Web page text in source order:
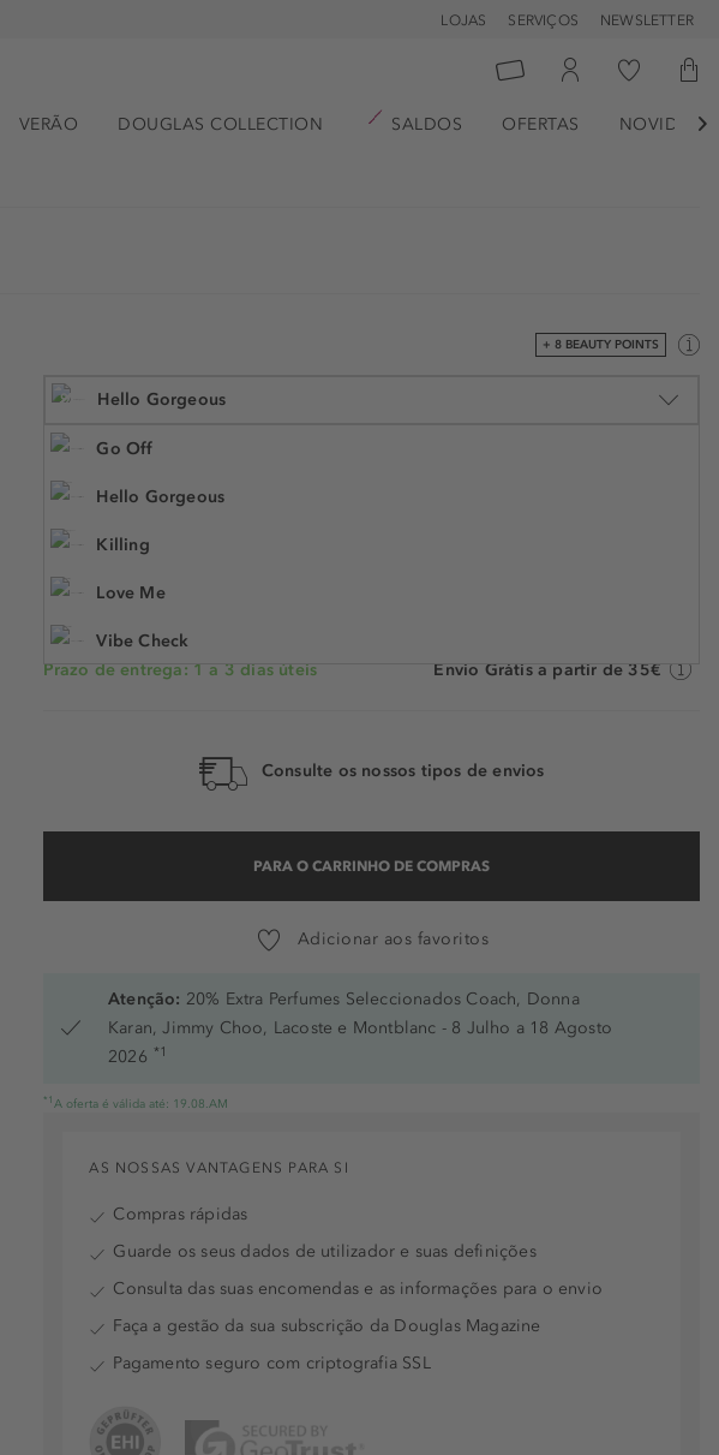
LOJAS SERVIÇOS NEWSLETTER
VERÃO DOUGLAS COLLECTION SALDOS OFERTAS 
+ 8 BEAUTY POINTS
% Hello Gorgeous
Go Off
Hello Gorgeous
Killing
Love Me
Vibe Check
3.8 g
N.° do artigo: 493439
Prazo de entrega: 1 a 3 dias úteis Envio Grátis a partir de 35€
Consulte os nossos tipos de envios
PARA O CARRINHO DE COMPRAS
Adicionar aos favoritos
Atenção: 20% Extra Perfumes Seleccionados Coach, Donna
Karan, Jimmy Choo, Lacoste e Montblanc - 8 Julho a 18 Agosto
2026 *1
*1 A oferta é válida até: 19.08.AM
AS NOSSAS VANTAGENS PARA SI
Compras rápidas
Guarde os seus dados de utilizador e suas definições
Consulta das suas encomendas e as informações para o envio
Faça a gestão da sua subscrição da Douglas Magazine
Pagamento seguro com criptografia SSL